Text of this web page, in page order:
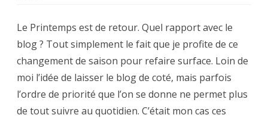
:
on
se
réveille
Le Printemps est de retour. Quel rapport avec le
blog ? Tout simplement le fait que je profite de ce
changement de saison pour refaire surface. Loin de
moi l’idée de laisser le blog de coté, mais parfois
l’ordre de priorité que l’on se donne ne permet plus
de tout suivre au quotidien. C’était mon cas ces